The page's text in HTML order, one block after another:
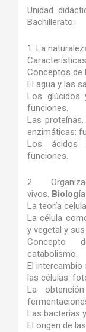
Unidad
Bachillerato:
1. La
Conceptos de
El agua y las
Los glúcidos
funciones.
Las
enzimáticas:
Los ácidos
funciones.
2.
vivos. Biología
La teoría
La célula
y vegetal y
Concepto
catabolismo.
El
las células:
La
Las bacterias
El origen de